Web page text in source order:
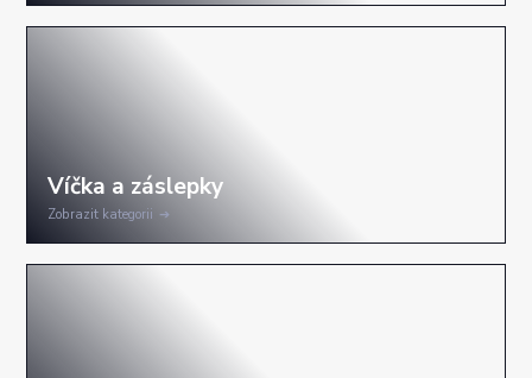
Zobrazit kategorii